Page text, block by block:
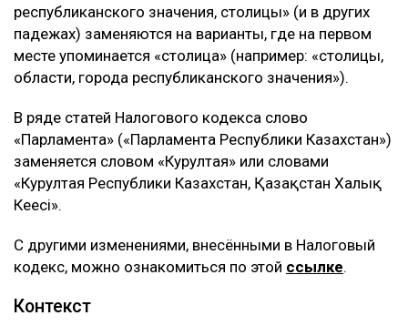
республиканского значения, столицы» (и в других
падежах) заменяются на варианты, где на первом
месте упоминается «столица» (например: «столицы,
области, города республиканского значения»).
В ряде статей Налогового кодекса слово
«Парламента» («Парламента Республики Казахстан»)
заменяется словом «Курултая» или словами
«Курултая Республики Казахстан, Қазақстан Халық
Кеңесі».
С другими изменениями, внесёнными в Налоговый
кодекс, можно ознакомиться по этой ссылке.
Контекст